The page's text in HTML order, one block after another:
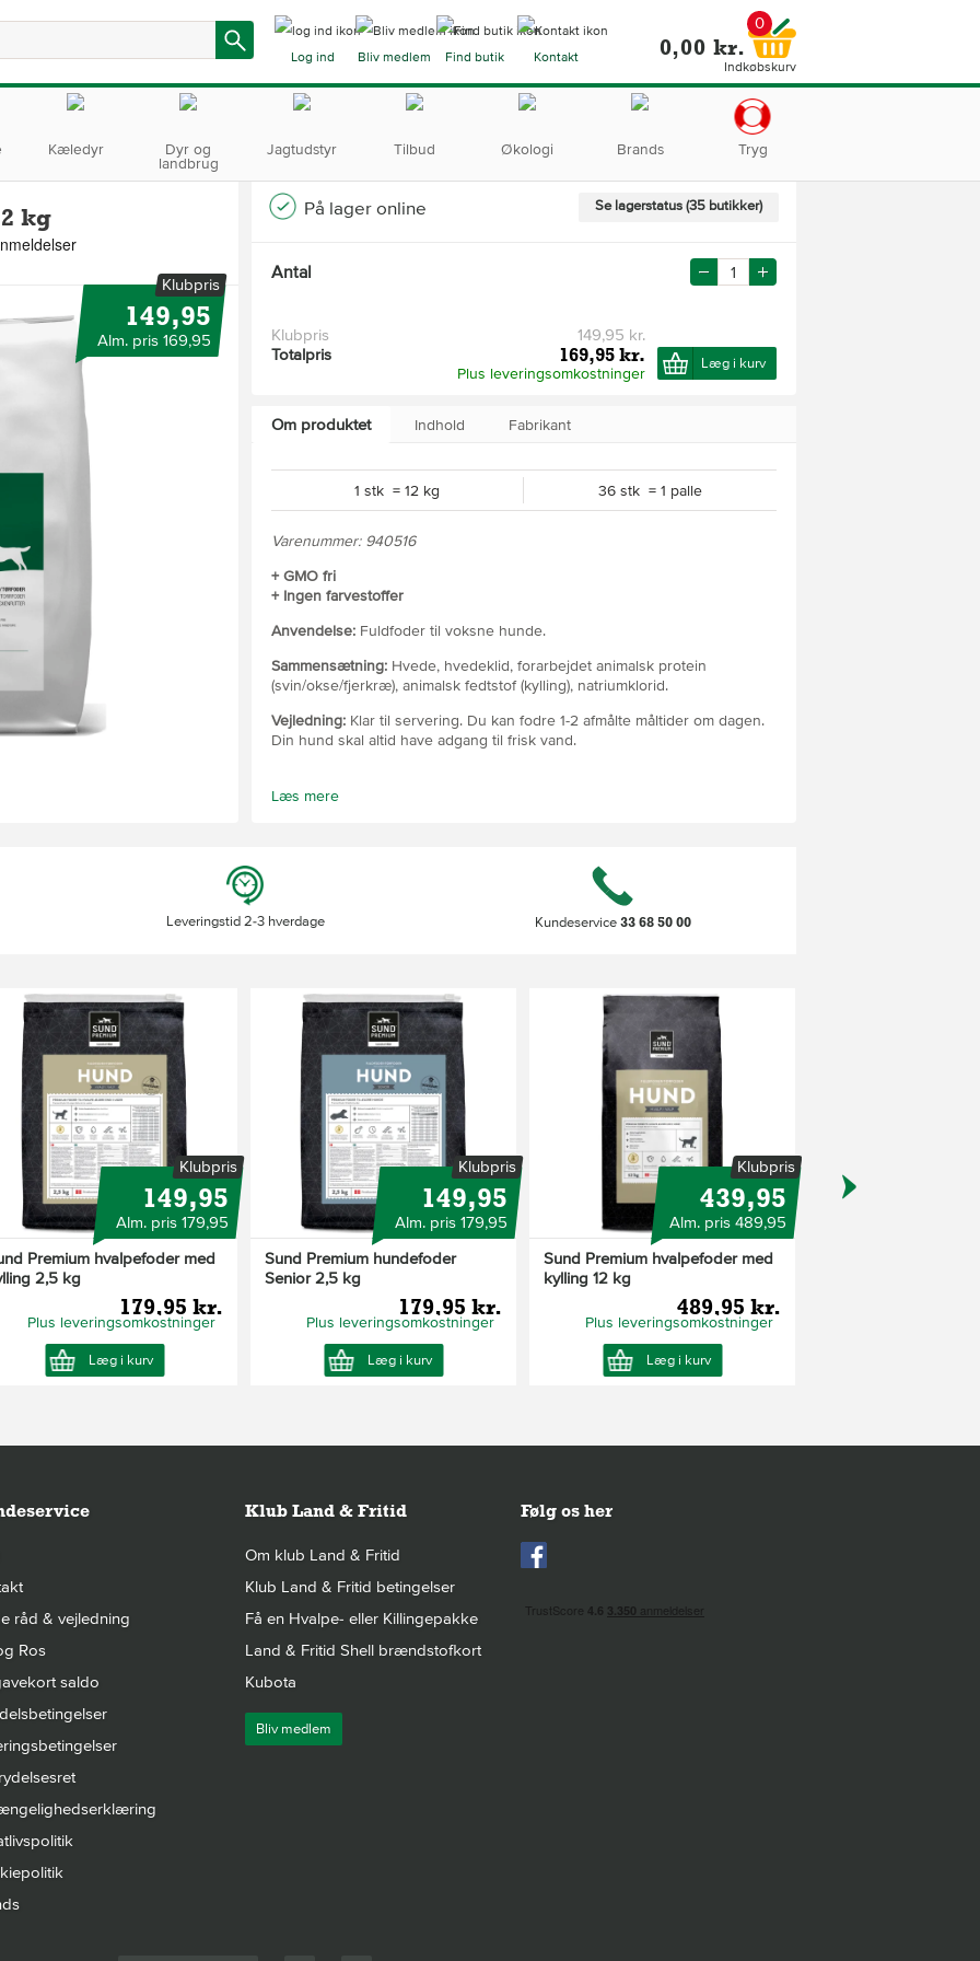
Log ind Bliv medlem Find butik Kontakt
0
0,00 kr.
Indkøbskurv
Kæledyr Dyr og
landbrug
Jagtudstyr Tilbud Økologi Brands Tryg
kg
Klubpris
149,95
Alm. pris 169,95
På lager online Se lagerstatus (35 butikker)
Antal
Klubpris
149,95 kr.
Totalpris
169,95 kr.
Plus leveringsomkostninger
Læg i kurv
Om produktet Indhold Fabrikant
1 stk = 12 kg 36 stk = 1 palle
Varenummer: 940516
+ GMO fri
+ Ingen farvestoffer
Anvendelse: Fuldfoder til voksne hunde.
Sammensætning: Hvede, hvedeklid, forarbejdet animalsk protein
(svin/okse/fjerkræ), animalsk fedtstof (kylling), natriumklorid.
Vejledning: Klar til servering. Du kan fodre 1-2 afmålte måltider om dagen.
Din hund skal altid have adgang til frisk vand.
Læs mere
Leveringstid 2-3 hverdage Kundeservice33 68 50 00
Klubpris
149,95
Alm. pris 179,95
Premium hvalpefoder med
2,5 kg
179,95 kr.
Plus leveringsomkostninger
Læg i kurv
Klubpris
149,95
Alm. pris 179,95
Sund Premium hundefoder
Senior 2,5 kg
179,95 kr.
Plus leveringsomkostninger
Læg i kurv
Klubpris
439,95
Alm. pris 489,95
Sund Premium hvalpefoder med
kylling 12 kg
489,95 kr.
Plus leveringsomkostninger
Læg i kurv
råd & vejledning
Ros
saldo
Klub Land & Fritid
Om klub Land & Fritid
Klub Land & Fritid betingelser
Få en Hvalpe- eller Killingepakke
Land & Fritid Shell brændstofkort
Kubota
Bliv medlem
Følg os her